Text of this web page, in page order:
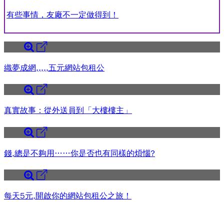
有些事情，友廠不一定做得到！
織夢成網,,,,,五元網站包租公
真實故事：從外送員到「大樓樓主」
錢,總是不夠用……你是否也有同樣的煩惱?
每天5元,開啟你的網站包租公之旅！